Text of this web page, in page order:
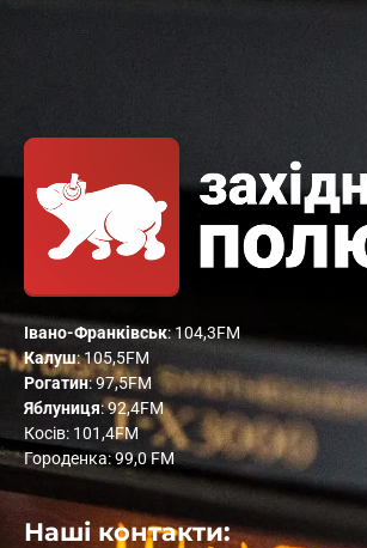
Івано-Франківськ: 104,3FM
Калуш: 105,5FM
Рогатин: 97,5FM
Яблуниця: 92,4FM
Косів: 101,4FM
Городенка: 99,0 FM
Наші контакти: